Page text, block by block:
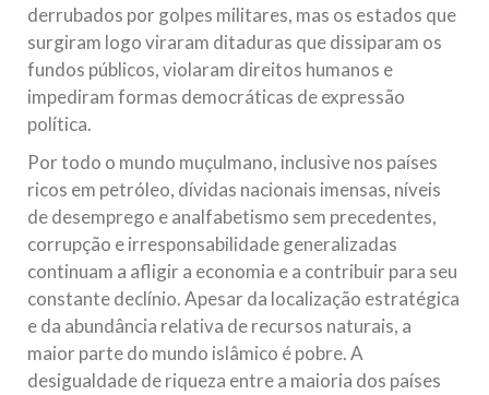
derrubados por golpes militares, mas os estados que
surgiram logo viraram ditaduras que dissiparam os
fundos públicos, violaram direitos humanos e
impediram formas democráticas de expressão
política.
Por todo o mundo muçulmano, inclusive nos países
ricos em petróleo, dívidas nacionais imensas, níveis
de desemprego e analfabetismo sem precedentes,
corrupção e irresponsabilidade generalizadas
continuam a afligir a economia e a contribuir para seu
constante declínio. Apesar da localização estratégica
e da abundância relativa de recursos naturais, a
maior parte do mundo islâmico é pobre. A
desigualdade de riqueza entre a maioria dos países